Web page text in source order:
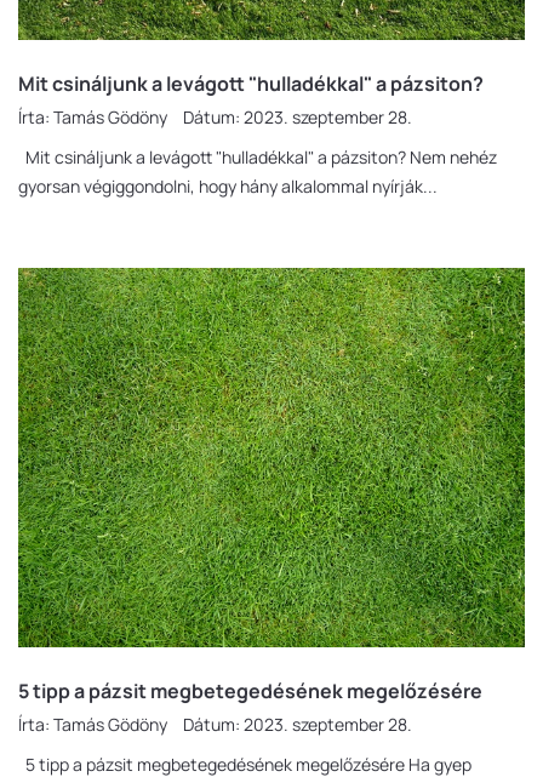
Mit csináljunk a levágott "hulladékkal" a pázsiton?
Írta: Tamás Gödöny Dátum: 2023. szeptember 28.
Mit csináljunk a levágott "hulladékkal" a pázsiton? Nem nehéz
gyorsan végiggondolni, hogy hány alkalommal nyírják...
5 tipp a pázsit megbetegedésének megelőzésére
Írta: Tamás Gödöny Dátum: 2023. szeptember 28.
5 tipp a pázsit megbetegedésének megelőzésére Ha gyep